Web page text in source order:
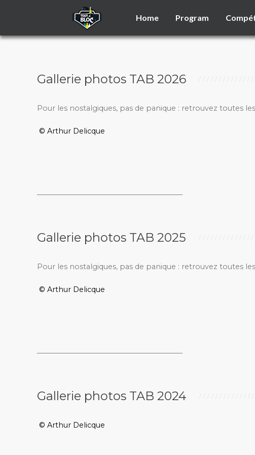
Home Program
Gallerie photos TAB 2026
Pour les nostalgiques, pas de panique : retrouvez toutes
© Arthur Delicque
Gallerie photos TAB 2025
Pour les nostalgiques, pas de panique : retrouvez toutes
© Arthur Delicque
Gallerie photos TAB 2024
© Arthur Delicque